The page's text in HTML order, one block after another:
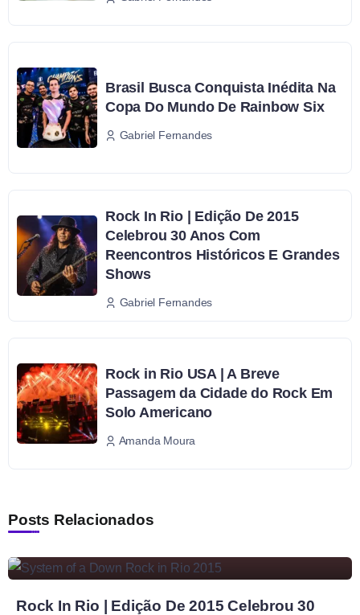
Brasil Busca Conquista Inédita Na
Copa Do Mundo De Rainbow Six
Gabriel Fernandes
Rock In Rio | Edição De 2015
Celebrou 30 Anos Com
Reencontros Históricos E Grandes
Shows
Gabriel Fernandes
Rock in Rio USA | A Breve
Passagem da Cidade do Rock Em
Solo Americano
Amanda Moura
Posts Relacionados
Rock In Rio | Edição De 2015 Celebrou 30